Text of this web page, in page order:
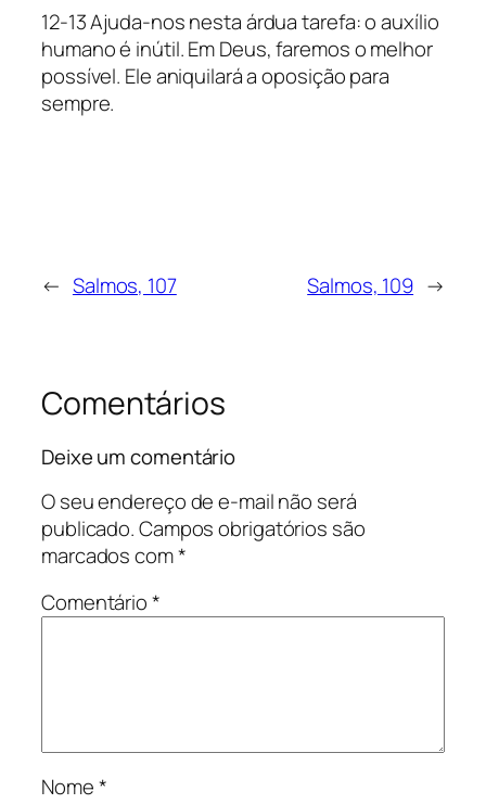
12-13 Ajuda-nos nesta árdua tarefa: o auxílio
humano é inútil. Em Deus, faremos o melhor
possível. Ele aniquilará a oposição para
sempre.
← Salmos, 107 Salmos, 109 →
Comentários
Deixe um comentário
O seu endereço de e-mail não será
publicado.Campos obrigatórios são
marcados com*
Comentário*
Nome*